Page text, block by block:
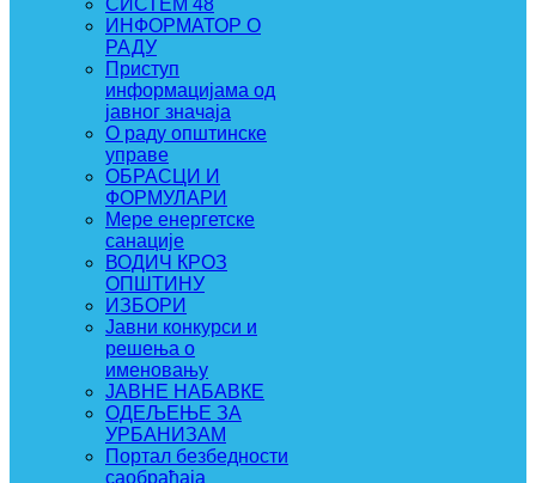
СИСТЕМ 48
ИНФОРМАТОР О
РАДУ
Приступ
информацијама од
јавног значаја
О раду општинске
управе
ОБРАСЦИ И
ФОРМУЛАРИ
Мере енергетске
санације
ВОДИЧ КРОЗ
ОПШТИНУ
ИЗБОРИ
Јавни конкурси и
решења о
именовању
ЈАВНЕ НАБАВКЕ
ОДЕЉЕЊЕ ЗА
УРБАНИЗАМ
Портал безбедности
саобраћаја